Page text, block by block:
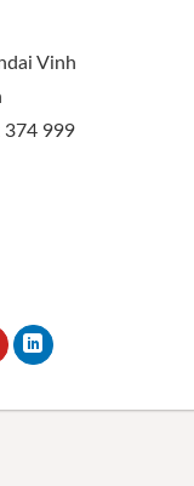
Vinh
374 999